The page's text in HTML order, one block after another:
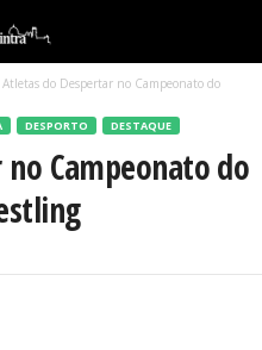
Atletas do Despertar no Campeonato do
DESPORTO DESTAQUE
Campeonato do